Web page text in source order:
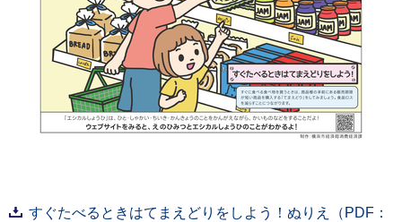
すぐたべるときはてまえどりをしよう！ぬりえ（PDF：